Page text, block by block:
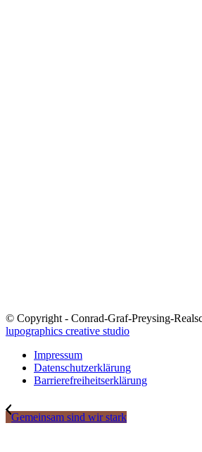
© Copyright - Conrad-Graf-Preysing-
lupographics creative studio
Impressum
Datenschutzerklärung
Barrierefreiheitserklärung
Gemeinsam sind wir stark